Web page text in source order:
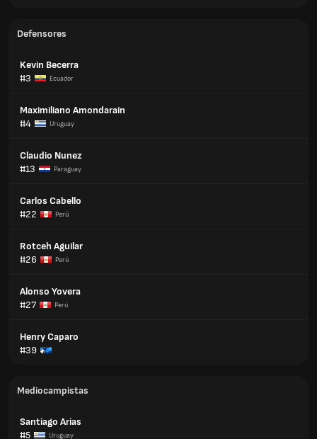
Defensores
Kevin Becerra
#3
Ecuador
Maximiliano Amondarain
#4
Uruguay
Claudio Nunez
#13
Paraguay
Carlos Cabello
#22
Perú
Rotceh Aguilar
#26
Perú
Alonso Yovera
#27
Perú
Henry Caparo
#39
Mediocampistas
Santiago Arias
#5
Uruguay